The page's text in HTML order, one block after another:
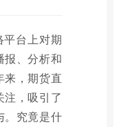
台上对期
报、分析和
来，期货直
，吸引了
。究竟是什